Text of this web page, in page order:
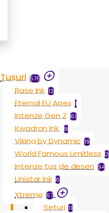
Tusuri 576
Base Ink 12
Eternal EU Apex 1
Intenze Gen Z 61
Kwadron Ink 9
Viking by Dynamic 19
World Famous Limitless 2
Intenze tus de desen 94
Unistar Ink 6
Xtreme 67
Seturi 11